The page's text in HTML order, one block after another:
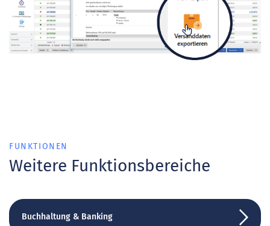
FUNKTIONEN
Weitere Funktionsbereiche
Buchhaltung & Banking